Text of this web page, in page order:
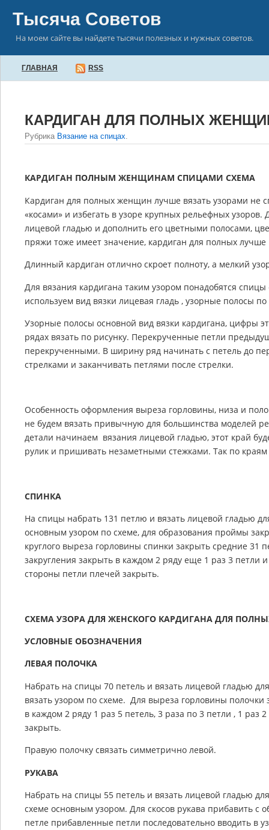
Тысяча Советов
На моем сайте вы найдете тысячи полезных и нужных советов.
ГЛАВНАЯ RSS
КАРДИГАН ДЛЯ ПОЛНЫХ
Рубрика Вязание на спицах.
КАРДИГАН ПОЛНЫМ ЖЕНЩИНАМ СПИЦАМИ СХЕМА
Кардиган для полных женщин лучше вязать узорами не
«косами» и избегать в узоре крупных рельефных
лицевой гладью и дополнить его цветными полосами,
пряжи тоже имеет значение, кардиган для полных
Длинный кардиган отлично скроет полноту, а мелкий
Для вязания кардигана таким узором понадобятся
используем вид вязки лицевая гладь , узорные полосы по
Узорные полосы основной вид вязки кардигана, цифры
рядах вязать по рисунку. Перекрученные петли
перекрученными. В ширину ряд начинать с петель до
стрелками и заканчивать петлями после стрелки.
Особенность оформления выреза горловины, низа и
не будем вязать привычную для большинства моделей
детали начинаем вязания лицевой гладью, этот край
рулик и пришивать незаметными стежками. Так по
СПИНКА
На спицы набрать 131 петлю и вязать лицевой гладью
основным узором по схеме, для образования проймы
круглого выреза горловины спинки закрыть средние 31
закругления закрыть в каждом 2 ряду еще 1 раз 3 петли
стороны петли плечей закрыть.
СХЕМА УЗОРА ДЛЯ ЖЕНСКОГО КАРДИГАНА ДЛЯ
УСЛОВНЫЕ ОБОЗНАЧЕНИЯ
ЛЕВАЯ ПОЛОЧКА
Набрать на спицы 70 петель и вязать лицевой гладью
вязать узором по схеме. Для выреза горловины полочки
в каждом 2 ряду 1 раз 5 петель, 3 раза по 3 петли , 1 раз
закрыть.
Правую полочку связать симметрично левой.
РУКАВА
Набрать на спицы 55 петель и вязать лицевой гладью
схеме основным узором. Для скосов рукава прибавить с
петле прибавленные петли последовательно вводить в